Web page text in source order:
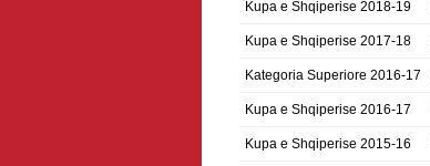
Kupa e Shqiperise 2018-19
Kupa e Shqiperise 2017-18
Kategoria Superiore 2016-17
Kupa e Shqiperise 2016-17
Kupa e Shqiperise 2015-16